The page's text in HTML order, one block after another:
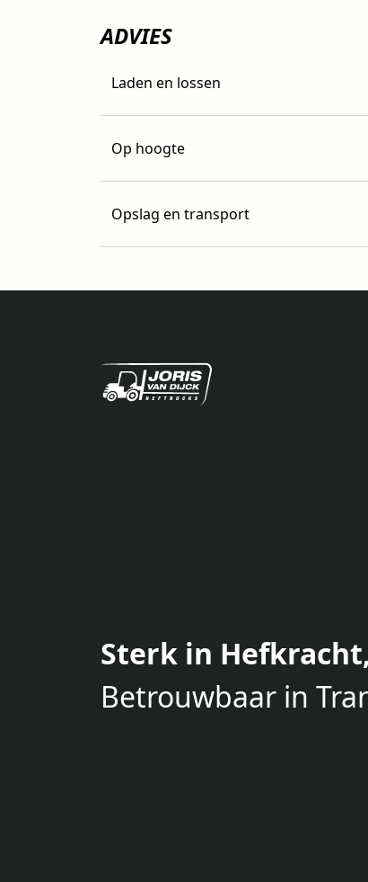
ADVIES
Laden en lossen
Op hoogte
Opslag en transport
Sterk in Hefkracht,
Betrouwbaar in